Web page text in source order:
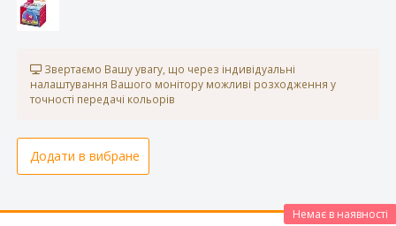
Звертаємо Вашу увагу, що через індивідуальні
налаштування Вашого монітору можливі розходження у
точності передачі кольорів
Додати в вибране
Немає в наявності